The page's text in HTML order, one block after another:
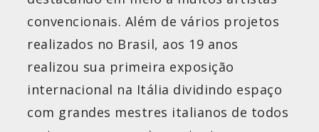
convencionais. Além de vários projetos
realizados no Brasil, aos 19 anos
realizou sua primeira exposição
internacional na Itália dividindo espaço
com grandes mestres italianos de todos